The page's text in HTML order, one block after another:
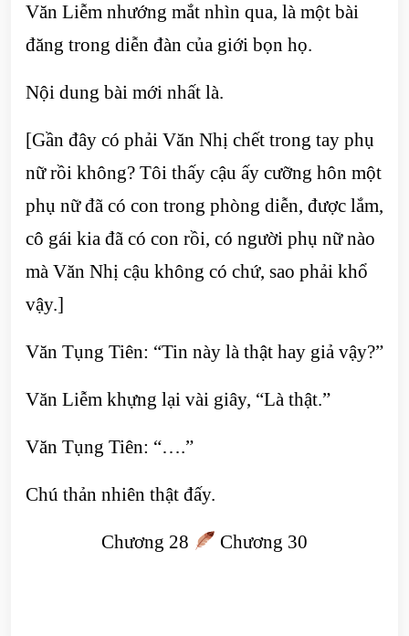
Văn Liễm nhướng mắt nhìn qua, là một bài
đăng trong diễn đàn của giới bọn họ.
Nội dung bài mới nhất là.
[Gần đây có phải Văn Nhị chết trong tay phụ
nữ rồi không? Tôi thấy cậu ấy cưỡng hôn một
phụ nữ đã có con trong phòng diễn, được lắm,
cô gái kia đã có con rồi, có người phụ nữ nào
mà Văn Nhị cậu không có chứ, sao phải khổ
vậy.]
Văn Tụng Tiên: “Tin này là thật hay giả vậy?”
Văn Liễm khựng lại vài giây, “Là thật.”
Văn Tụng Tiên: “….”
Chú thản nhiên thật đấy.
Chương 28 Chương 30